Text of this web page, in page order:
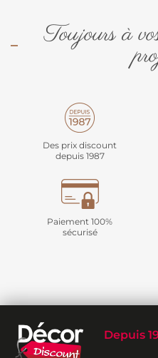
Toujours à
Des prix discount
depuis 1987
Paiement 100%
sécurisé
Depuis